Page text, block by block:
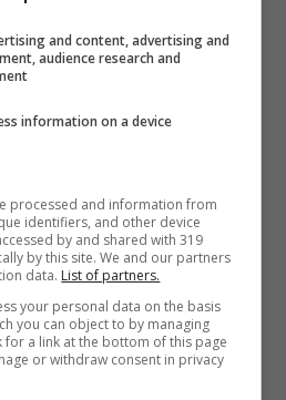
euro (69 pezzi) nei colori
verde oppure oro.
il set di decorazioni palle
neve a 6,99 euro per 51
3D renna e slitta da
all’albero (oppure
euro.
and content, advertising and
audience research and
information on a device
processed and information from
identifiers, and other device
by and shared with 319
by this site. We and our partners
data. List of partners.
your personal data on the basis
you can object to by managing
a link at the bottom of this page
or withdraw consent in privacy